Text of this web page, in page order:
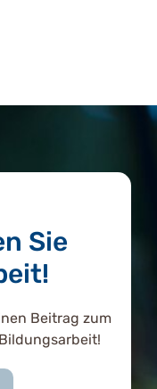
Sie
Beitrag zum